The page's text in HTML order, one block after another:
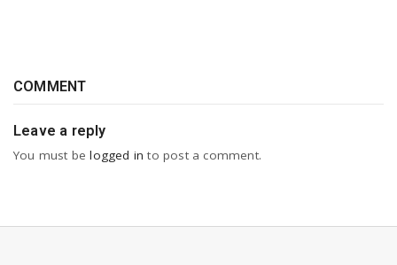
COMMENT
Leave a reply
You must belogged in to post a comment.